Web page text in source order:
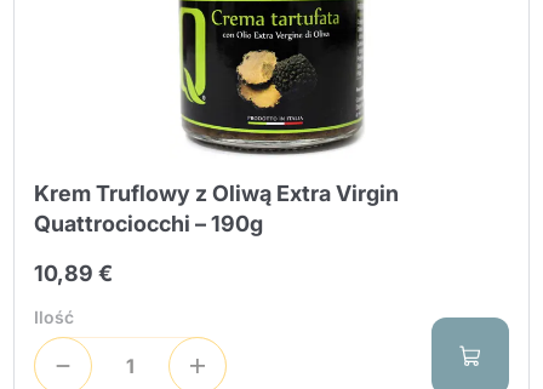
Krem Truflowy z Oliwą Extra Virgin
Quattrociocchi – 190g
10,89 €
Ilość